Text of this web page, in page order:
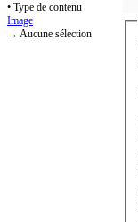
• Type de contenu
Image
→ Aucune sélection